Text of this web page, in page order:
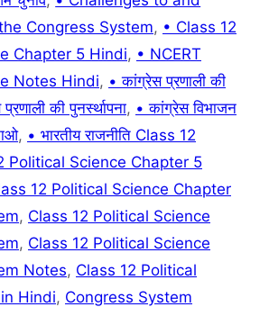
Congress System, • Class 12
Chapter 5 Hindi, • NCERT
Notes Hindi, • कांग्रेस प्रणाली की
की पुनर्स्थापना, • कांग्रेस विभाजन
, • भारतीय राजनीति Class 12
Political Science Chapter 5
12 Political Science Chapter
, Class 12 Political Science
, Class 12 Political Science
Notes, Class 12 Political
Hindi, Congress System